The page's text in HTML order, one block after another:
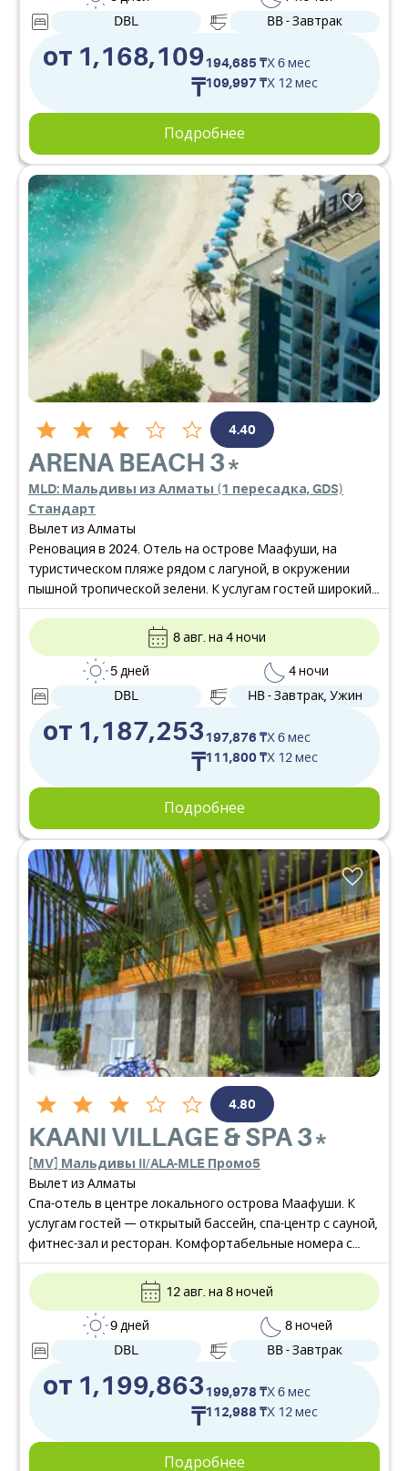
от 1,168,109
₸
194,685 ₸X 6 мес
109,997 ₸X 12 мес
DBL
BB - Завтрак
Подробнее
4.40
ARENA BEACH 3*
MLD: Мальдивы из Алматы (1 пересадка, GDS)
Стандарт
Вылет из Алматы
Реновация в 2024. Отель на острове Маафуши, на
туристическом пляже рядом с лагуной, в окружении
пышной тропической зелени. К услугам гостей широкий
выбор роскошных и просторных номеров с видом на
бирюзовые воды, ресторан, открытый бассейн, SPA-
центр, центр водных видов спорта и дайвинг центр.
от 1,187,253
₸
197,876 ₸X 6 мес
111,800 ₸X 12 мес
8 авг. на 4 ночи
5 дней
4 ночи
DBL
HB - Завтрак, Ужин
Подробнее
4.80
KAANI VILLAGE & SPA3*
[MV] Мальдивы II/ALA-MLE Промо5
Вылет из Алматы
Спа-отель в центре локального острова Маафуши. К
услугам гостей — открытый бассейн, спа-центр с сауной,
фитнес-зал и ресторан. Комфортабельные номера с
кондиционером, мини-баром и ванной комнатой с
тропическим душем.
от 1,199,863
₸
199,978 ₸X 6 мес
112,988 ₸X 12 мес
12 авг. на 8 ночей
9 дней
8 ночей
DBL
BB - Завтрак
Подробнее